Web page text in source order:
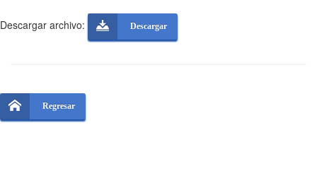
Descargar archivo: Descargar
Regresar